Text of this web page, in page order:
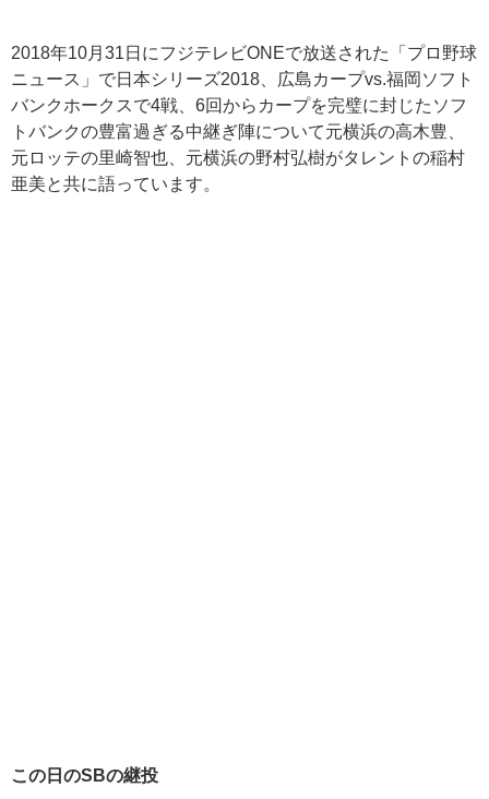
2018年10月31日にフジテレビONEで放送された「プロ野球
ニュース」で日本シリーズ2018、広島カープvs.福岡ソフト
バンクホークスで4戦、6回からカープを完璧に封じたソフ
トバンクの豊富過ぎる中継ぎ陣について元横浜の高木豊、
元ロッテの里崎智也、元横浜の野村弘樹がタレントの稲村
亜美と共に語っています。
この日のSBの継投